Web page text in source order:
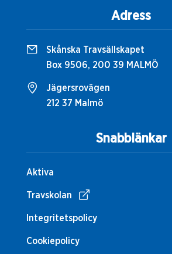
Snabblänkar
Aktiva
Travskolan
Integritetspolicy
Cookiepolicy
Adress
Skånska Travsällskapet
Box 9506, 200 39 MALMÖ
Jägersrovägen
212 37 Malmö